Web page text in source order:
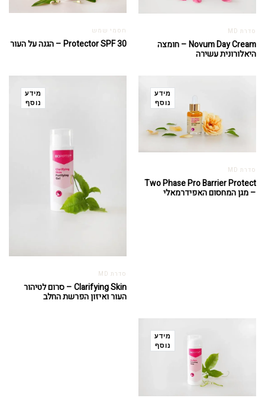
סדרת MD
Novum Day Cream – חומצה
היאלורונית עשירה
חסמי שמש
Protector SPF 30 – הגנה על העור
מידע
נוסף
סדרת MD
Two Phase Pro Barrier Protect
– מגן המחסום האפידרמאלי
מידע
נוסף
סדרת MD
Clarifying Skin – סרום לטיהור
העור ואיזון הפרשת החלב
מידע
נוסף